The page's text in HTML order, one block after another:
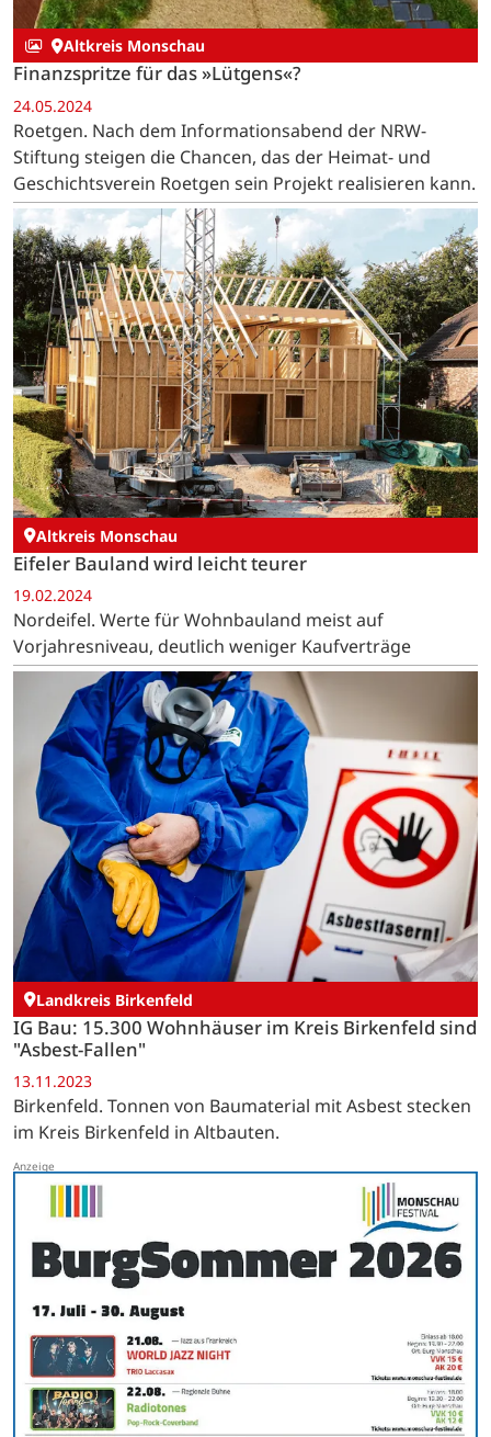
Altkreis Monschau
Finanzspritze für das »Lütgens«?
24.05.2024
Roetgen. Nach dem Informationsabend der NRW-
Stiftung steigen die Chancen, das der Heimat- und
Geschichtsverein Roetgen sein Projekt realisieren kann.
Altkreis Monschau
Eifeler Bauland wird leicht teurer
19.02.2024
Nordeifel. Werte für Wohnbauland meist auf
Vorjahresniveau, deutlich weniger Kaufverträge
Landkreis Birkenfeld
IG Bau: 15.300 Wohnhäuser im Kreis Birkenfeld sind
"Asbest-Fallen"
13.11.2023
Birkenfeld. Tonnen von Baumaterial mit Asbest stecken
im Kreis Birkenfeld in Altbauten.